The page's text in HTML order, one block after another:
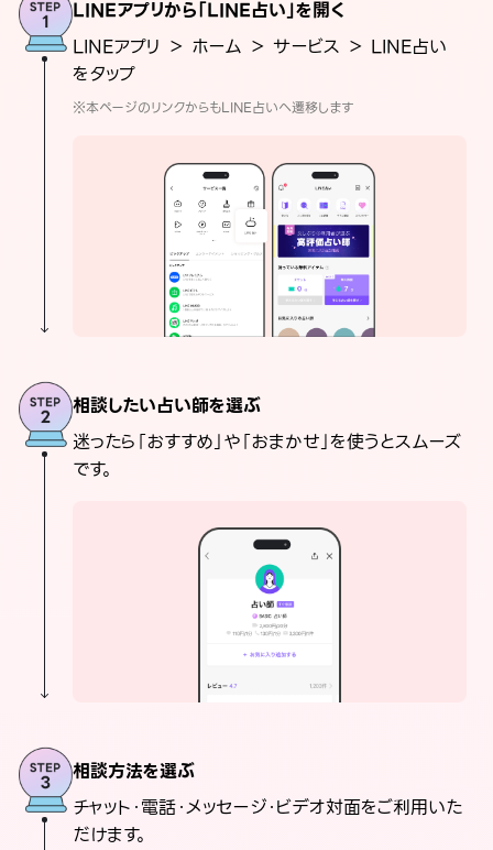
LINEアプリから「LINE占い」を開く
LINEアプリ ＞ ホーム ＞ サービス ＞ LINE占い
をタップ
※本ページのリンクからもLINE占いへ遷移します
相談したい占い師を選ぶ
迷ったら「おすすめ」や「おまかせ」を使うとスムーズ
です。
相談方法を選ぶ
チャット・電話・メッセージ・ビデオ対面をご利用いた
だけます。